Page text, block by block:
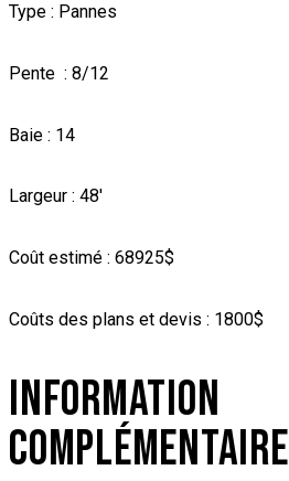
Type : Pannes
Pente : 8/12
Baie : 14
Largeur : 48′
Coût estimé : 68925$
Coûts des plans et devis : 1800$
INFORMATION
COMPLÉMENTAIRE